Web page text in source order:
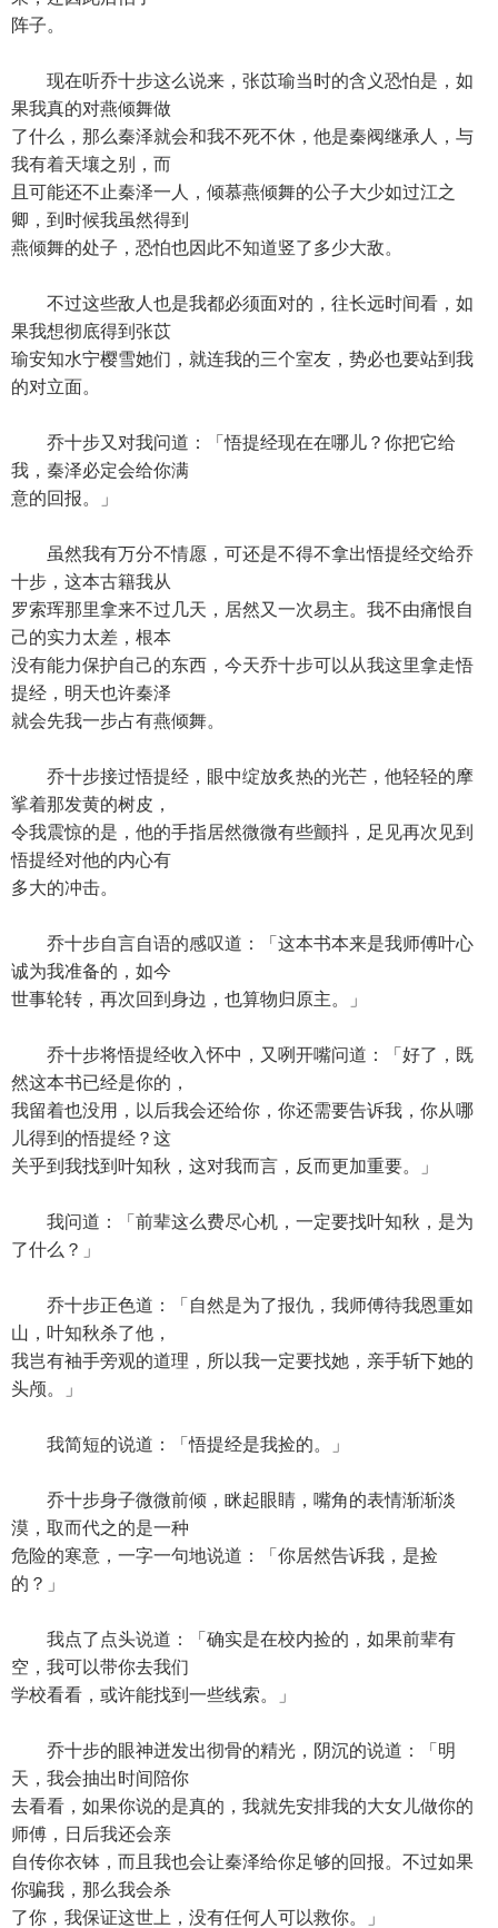
阵子。
现在听乔十步这么说来，张苡瑜当时的含义恐怕是，如
果我真的对燕倾舞做
了什么，那么秦泽就会和我不死不休，他是秦阀继承人，与
我有着天壤之别，而
且可能还不止秦泽一人，倾慕燕倾舞的公子大少如过江之
卿，到时候我虽然得到
燕倾舞的处子，恐怕也因此不知道竖了多少大敌。
不过这些敌人也是我都必须面对的，往长远时间看，如
果我想彻底得到张苡
瑜安知水宁樱雪她们，就连我的三个室友，势必也要站到我
的对立面。
乔十步又对我问道：「悟提经现在在哪儿？你把它给
我，秦泽必定会给你满
意的回报。」
虽然我有万分不情愿，可还是不得不拿出悟提经交给乔
十步，这本古籍我从
罗索珲那里拿来不过几天，居然又一次易主。我不由痛恨自
己的实力太差，根本
没有能力保护自己的东西，今天乔十步可以从我这里拿走悟
提经，明天也许秦泽
就会先我一步占有燕倾舞。
乔十步接过悟提经，眼中绽放炙热的光芒，他轻轻的摩
挲着那发黄的树皮，
令我震惊的是，他的手指居然微微有些颤抖，足见再次见到
悟提经对他的内心有
多大的冲击。
乔十步自言自语的感叹道：「这本书本来是我师傅叶心
诚为我准备的，如今
世事轮转，再次回到身边，也算物归原主。」
乔十步将悟提经收入怀中，又咧开嘴问道：「好了，既
然这本书已经是你的，
我留着也没用，以后我会还给你，你还需要告诉我，你从哪
儿得到的悟提经？这
关乎到我找到叶知秋，这对我而言，反而更加重要。」
我问道：「前辈这么费尽心机，一定要找叶知秋，是为
了什么？」
乔十步正色道：「自然是为了报仇，我师傅待我恩重如
山，叶知秋杀了他，
我岂有袖手旁观的道理，所以我一定要找她，亲手斩下她的
头颅。」
我简短的说道：「悟提经是我捡的。」
乔十步身子微微前倾，眯起眼睛，嘴角的表情渐渐淡
漠，取而代之的是一种
危险的寒意，一字一句地说道：「你居然告诉我，是捡
的？」
我点了点头说道：「确实是在校内捡的，如果前辈有
空，我可以带你去我们
学校看看，或许能找到一些线索。」
乔十步的眼神迸发出彻骨的精光，阴沉的说道：「明
天，我会抽出时间陪你
去看看，如果你说的是真的，我就先安排我的大女儿做你的
师傅，日后我还会亲
自传你衣钵，而且我也会让秦泽给你足够的回报。不过如果
你骗我，那么我会杀
了你，我保证这世上，没有任何人可以救你。」